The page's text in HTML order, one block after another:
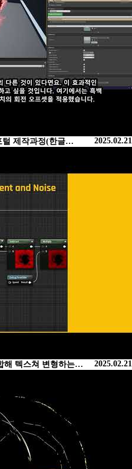
2025.02.21
털 제작과정(한글…
2025.02.21
해 텍스쳐 변형하는…